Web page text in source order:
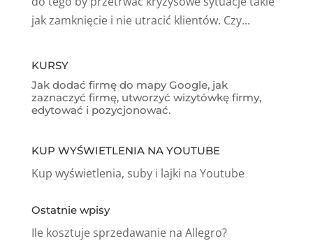
jak zamknięcie i nie utracić klientów. Czy...
KURSY
Jak dodać firmę do mapy Google, jak
zaznaczyć firmę, utworzyć wizytówkę firmy,
edytować i pozycjonować.
KUP WYŚWIETLENIA NA YOUTUBE
Kup wyświetlenia, suby i lajki na Youtube
Ostatnie wpisy
Ile kosztuje sprzedawanie na Allegro?